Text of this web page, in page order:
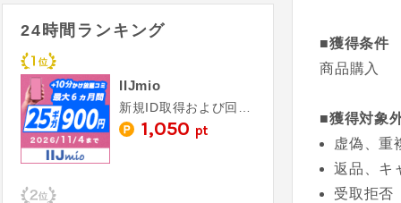
■獲得条件
商品購入
■獲得対象
虚偽、重
返品、キ
受取拒否
24時間ランキング
IIJmio
新規ID取得および回線開通
1,050 pt